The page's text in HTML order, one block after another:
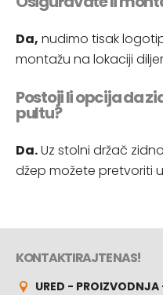
Da, nudimo tisak
montažu na lokaciji
Postoji li opcija da
pultu?
Da.Uz stolni držač
džep možete pretvoriti
KONTAKTIRAJTE NAS!
URED -